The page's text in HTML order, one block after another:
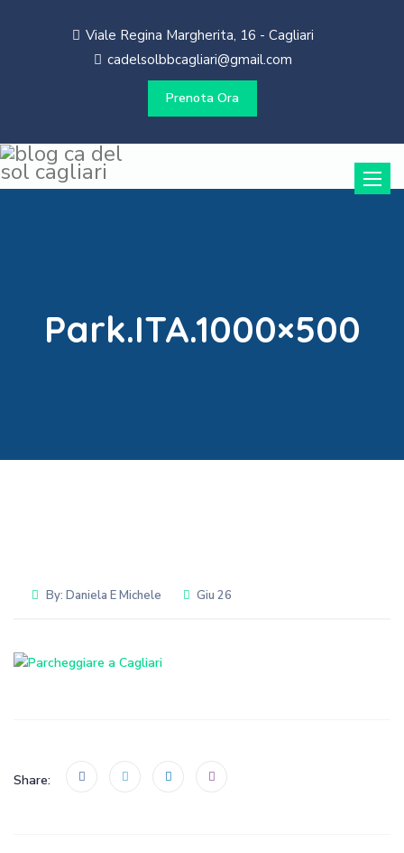
Viale Regina Margherita, 16 - Cagliari
cadelsolbbcagliari@gmail.com
Prenota Ora
Toggle
Park.ITA.1000×500
By: Daniela E Michele Giu 26
Share: